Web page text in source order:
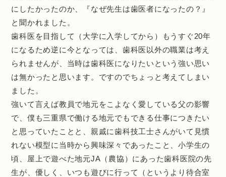
にしたかったのか、『なぜ先生は歯医者になったの？』
と聞かれました。
歯科医を目指して（大学に入学してから）もうすぐ20年
になるため逆に今となっては、歯科医以外の職業は考え
られませんが、当時は歯科医になりたいという強い思い
は無かったと思います。ですのでちょっと考えてしまい
ました。
強いて言えば教員で地元をこよなく愛している父の影響
で、僕も三重県で働ける地元でもできる仕事につきたい
と思っていたことと、親戚に歯科技工士さんがいて見慣
れない模型に当時から興味深々であったこと、小学生の
頃、屋上で遊べた地元JA（農協）にあった歯科医院の先
生が、優しく、いつも遊びに行って（というより待合室